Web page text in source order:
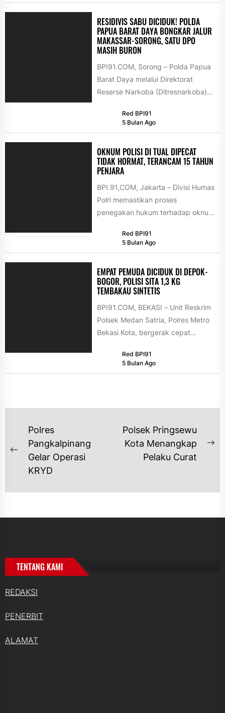
RESIDIVIS SABU DICIDUK! POLDA
PAPUA BARAT DAYA BONGKAR JALUR
MAKASSAR-SORONG, SATU DPO
MASIH BURON
BPI91.COM, Sorong – Polda Papua
Barat Daya melalui Direktorat
Reserse Narkoba (Ditresnarkoba)
peredaran narkotika jenis sabu
Red BPI91
5 Bulan Ago
OKNUM POLISI DI TUAL DIPECAT
TIDAK HORMAT, TERANCAM 15 TAHUN
PENJARA
BPI.91,COM, Jakarta – Divisi Humas
Polri memastikan proses
penegakan hukum terhadap oknum
kekerasan terhadap anak...
Red BPI91
5 Bulan Ago
EMPAT PEMUDA DICIDUK DI DEPOK-
BOGOR, POLISI SITA 1,3 KG
TEMBAKAU SINTETIS
BPI91.COM, BEKASI – Unit Reskrim
Polsek Medan Satria, Polres Metro
Bekasi Kota, bergerak cepat
golongan I jenis...
Red BPI91
5 Bulan Ago
NAVIGASI
POS
Previous
post:
Polres
Pangkalpinang
Gelar Operasi
KRYD
Polsek Pringsewu
Kota Menangkap
Pelaku Curat
TENTANG KAMI
REDAKSI
PENERBIT
ALAMAT